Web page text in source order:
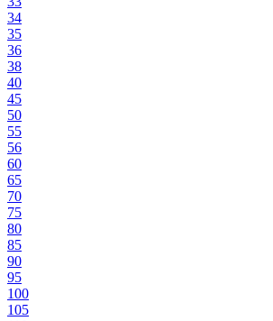
34
35
36
38
40
45
50
55
56
60
65
70
75
80
85
90
95
100
105